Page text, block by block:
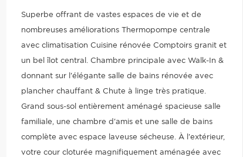
Superbe offrant de vastes espaces de vie et de
nombreuses améliorations Thermopompe centrale
avec climatisation Cuisine rénovée Comptoirs granit et
un bel îlot central. Chambre principale avec Walk-In &
donnant sur l'élégante salle de bains rénovée avec
plancher chauffant & Chute à linge très pratique.
Grand sous-sol entièrement aménagé spacieuse salle
familiale, une chambre d'amis et une salle de bains
complète avec espace laveuse sécheuse. À l'extérieur,
votre cour cloturée magnifiquement aménagée avec